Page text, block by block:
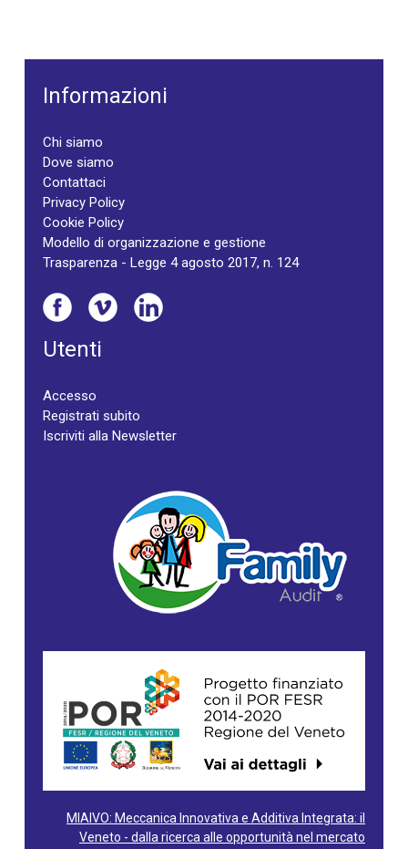
Informazioni
Chi siamo
Dove siamo
Contattaci
Privacy Policy
Cookie Policy
Modello di organizzazione e gestione
Trasparenza - Legge 4 agosto 2017, n. 124
Utenti
Accesso
Registrati subito
Iscriviti alla Newsletter
MIAIVO: Meccanica Innovativa e Additiva Integrata: il
Veneto - dalla ricerca alle opportunità nel mercato